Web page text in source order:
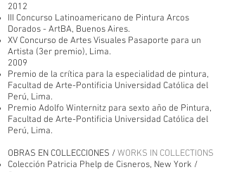
2012
III Concurso Latinoamericano de Pintura Arcos
Dorados - ArtBA, Buenos Aires.
XV Concurso de Artes Visuales Pasaporte para un
Artista (3er premio), Lima.
2009
Premio de la crítica para la especialidad de pintura,
Facultad de Arte-Pontificia Universidad Católica del
Perú, Lima.
Premio Adolfo Winternitz para sexto año de Pintura,
Facultad de Arte-Pontificia Universidad Católica del
Perú, Lima.
OBRAS EN COLLECCIONES /WORKS IN COLLECTIONS
Colección Patricia Phelp de Cisneros, New York /